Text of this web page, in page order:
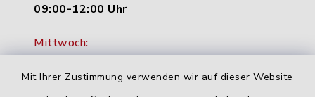
Mit Ihrer Zustimmung verwenden wir auf dieser Website
09:00-12:00 Uhr
Mittwoch: